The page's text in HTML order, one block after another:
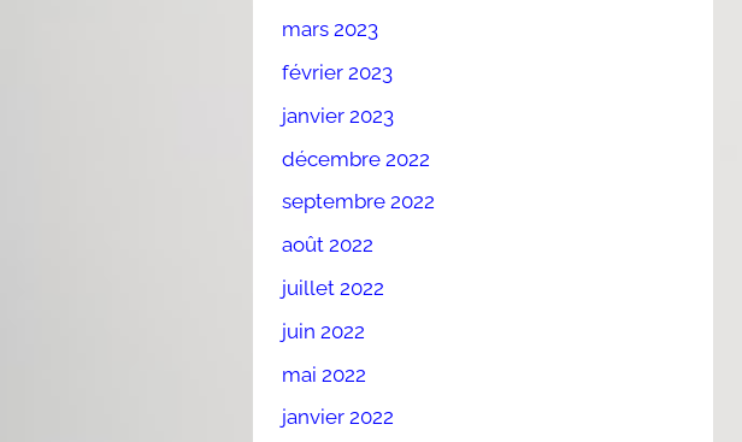
mars 2023
février 2023
janvier 2023
décembre 2022
septembre 2022
août 2022
juillet 2022
juin 2022
mai 2022
janvier 2022